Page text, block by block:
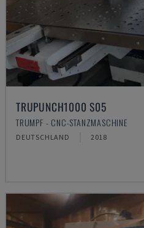
TRUPUNCH1000 S05
TRUMPF - CNC-STANZMASCHINE
DEUTSCHLAND 2018